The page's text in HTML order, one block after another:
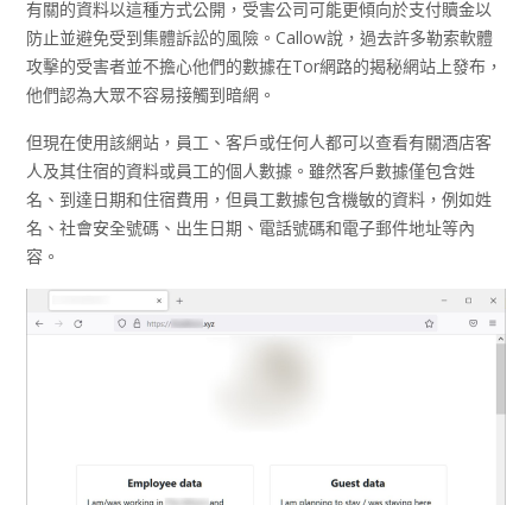
有關的資料以這種方式公開，受害公司可能更傾向於支付贖金以
防止並避免受到集體訴訟的風險。Callow說，過去許多勒索軟體
攻擊的受害者並不擔心他們的數據在Tor網路的揭秘網站上發布，
他們認為大眾不容易接觸到暗網。
但現在使用該網站，員工、客戶或任何人都可以查看有關酒店客
人及其住宿的資料或員工的個人數據。雖然客戶數據僅包含姓
名、到達日期和住宿費用，但員工數據包含機敏的資料，例如姓
名、社會安全號碼、出生日期、電話號碼和電子郵件地址等內
容。